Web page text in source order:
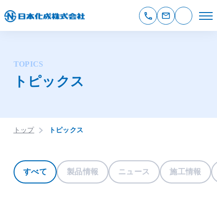
TOPICS
トピックス
トップ トピックス
すべて 製品情報 ニュース 施工情報